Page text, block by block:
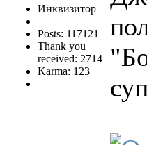
Инквизитор
Posts: 117121
Thank you
received: 2714
Karma: 123